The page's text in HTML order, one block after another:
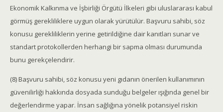
Ekonomik Kalkınma ve İşbirliği Örgütü İlkeleri gibi uluslararası kabul
görmüş gerekliliklere uygun olarak yürütülür. Başvuru sahibi, söz
konusu gerekliliklerin yerine getirildiğine dair kanıtları sunar ve
standart protokollerden herhangi bir sapma olması durumunda
bunu gerekçelendirir.
(8) Başvuru sahibi, söz konusu yeni gıdanın önerilen kullanımının
güvenilirliği hakkında dosyada sunduğu belgeler ışığında genel bir
değerlendirme yapar. İnsan sağlığına yönelik potansiyel riskin